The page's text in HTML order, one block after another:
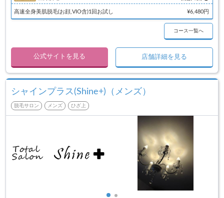
高速全身美肌脱毛(お顔,VIO含)1回お試し ¥6,480円
コース一覧へ
公式サイトを見る 店舗詳細を見る
シャインプラス(Shine+)（メンズ）
脱毛サロン メンズ ひざ上